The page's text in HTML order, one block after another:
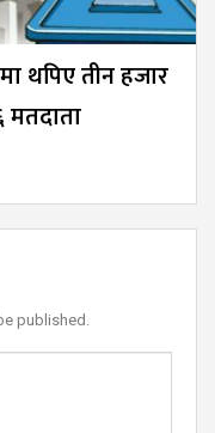
थपिए तीन हजार
published.